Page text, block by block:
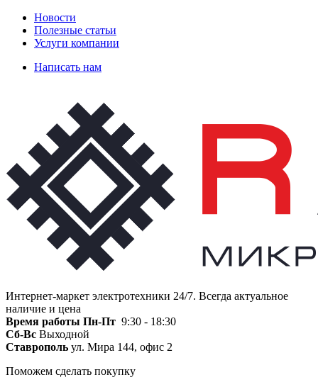
Новости
Полезные статьи
Услуги компании
Написать нам
Интернет-маркет электротехники 24/7. Всегда актуальное
наличие и цена
Время работы Пн-Пт 9:30 - 18:30
Сб-Вс Выходной
Ставрополь ул. Мира 144, офис 2
Поможем сделать покупку